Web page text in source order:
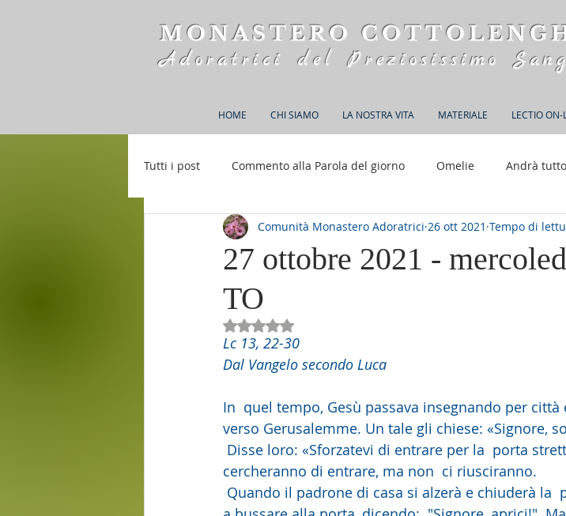
MONASTERO
Adoratrici del Preziosissimo
HOME CHI SIAMO LA NOSTRA VITA MATERIALE LECTIO ON-
Tutti i post Commento alla Parola del giorno Omelie Andrà
Rifugio S. M. della Bellezza 150 anni di Adorazione
27 ottobre 2021 -
TO
Comunità Monastero Adoratrici 26 ott 2021 Tempo di
Valutazione NaN stelle su 5.
Lc 13, 22-30
Dal Vangelo secondo Luca
In  quel tempo, Gesù passava insegnando per
verso Gerusalemme. Un tale gli chiese: «Signore,
cercheranno di entrare, ma non  ci riusciranno.